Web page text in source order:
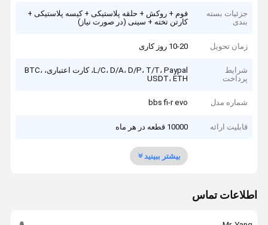
جزئیات بسته
بندی
فوم + روکش + حلقه پلاستیکی + کیسه پلاستیکی +
کارتن تخته + سینی (در صورت نیاز)
زمان تحویل 10-20 روز کاری
شرایط
پرداخت
L/C، D/A، D/P، T/T، Paypal، کارت اعتباری، BTC،
USDT، ETH
شماره مدل bbs fi-r evo
قابلیت ارائه 10000 قطعه در هر ماه
بیشتر ببینید
اطلاعات تماس